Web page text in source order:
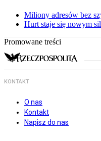
Miliony adresów bez
Hurt staje się nowym
Promowane treści
KONTAKT
O nas
Kontakt
Napisz do nas